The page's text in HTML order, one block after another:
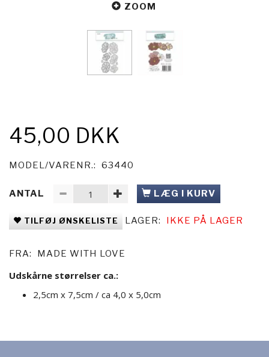
ZOOM
45,00 DKK
MODEL/VARENR.: 63440
ANTAL LÆG I KURV
TILFØJ ØNSKELISTE LAGER: IKKE PÅ LAGER
FRA: MADE WITH LOVE
Udskårne størrelser ca.:
2,5cm x 7,5cm / ca 4,0 x 5,0cm